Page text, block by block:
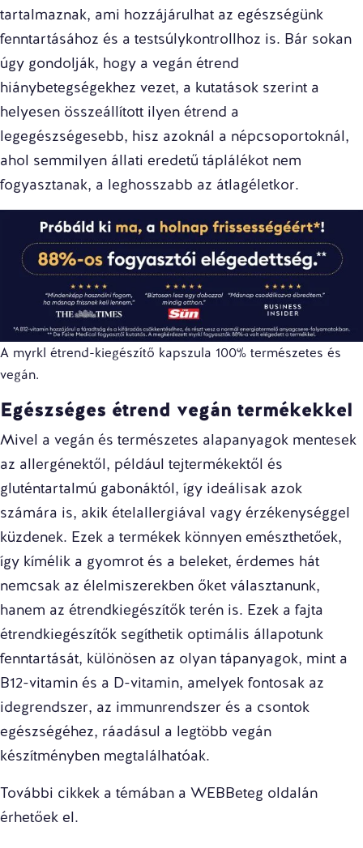
tartalmaznak, ami hozzájárulhat az egészségünk
fenntartásához és a testsúlykontrollhoz is. Bár sokan
úgy gondolják, hogy a vegán étrend
hiánybetegségekhez vezet, a kutatások szerint a
helyesen összeállított ilyen étrend a
legegészségesebb, hisz azoknál a népcsoportoknál,
ahol semmilyen állati eredetű táplálékot nem
fogyasztanak, a leghosszabb az átlagéletkor.
A myrkl étrend-kiegészítő kapszula 100% természetes és
vegán.
Egészséges étrend vegán termékekkel
Mivel a vegán és természetes alapanyagok mentesek
az allergénektől, például tejtermékektől és
gluténtartalmú gabonáktól, így ideálisak azok
számára is, akik ételallergiával vagy érzékenységgel
küzdenek. Ezek a termékek könnyen emészthetőek,
így kímélik a gyomrot és a beleket, érdemes hát
nemcsak az élelmiszerekben őket választanunk,
hanem az étrendkiegészítők terén is. Ezek a fajta
étrendkiegészítők segíthetik optimális állapotunk
fenntartását, különösen az olyan tápanyagok, mint a
B12-vitamin és a D-vitamin, amelyek fontosak az
idegrendszer, az immunrendszer és a csontok
egészségéhez, ráadásul a legtöbb vegán
készítményben megtalálhatóak.
További cikkek a témában a WEBBeteg oldalán
érhetőek el.